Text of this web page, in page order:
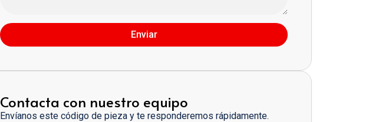
Enviar
Contacta con nuestro equipo
Envíanos este código de pieza y te responderemos rápidamente.